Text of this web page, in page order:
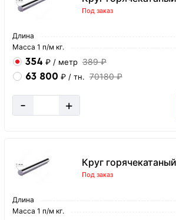
Под заказ
Длина
Масса 1 п/м кг.
354 ₽ / метр 389 ₽
63 800 ₽ / тн. 70180 ₽
- +
Круг
Под заказ
Длина
Масса 1 п/м кг.